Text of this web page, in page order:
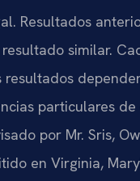
Resultados
similar.
particulares
por Mr. Sris,
en Virginia,